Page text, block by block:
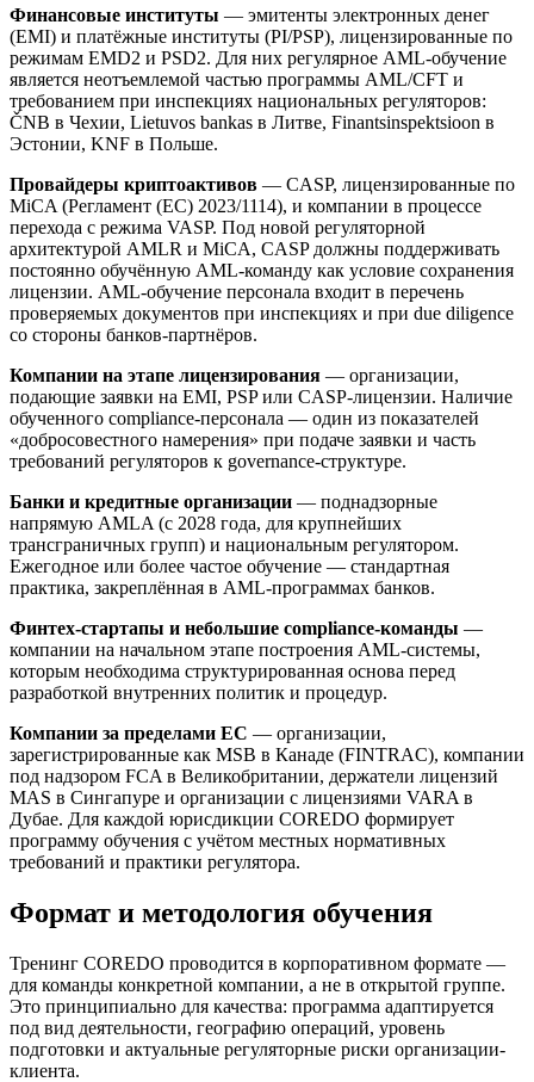
Финансовые институты — эмитенты электронных денег
(EMI) и платёжные институты (PI/PSP), лицензированные по
режимам EMD2 и PSD2. Для них регулярное AML-обучение
является неотъемлемой частью программы AML/CFT и
требованием при инспекциях национальных регуляторов:
ČNB в Чехии, Lietuvos bankas в Литве, Finantsinspektsioon в
Эстонии, KNF в Польше.
Провайдеры криптоактивов — CASP, лицензированные по
MiCA (Регламент (ЕС) 2023/1114), и компании в процессе
перехода с режима VASP. Под новой регуляторной
архитектурой AMLR и MiCA, CASP должны поддерживать
постоянно обучённую AML-команду как условие сохранения
лицензии. AML-обучение персонала входит в перечень
проверяемых документов при инспекциях и при due diligence
со стороны банков-партнёров.
Компании на этапе лицензирования — организации,
подающие заявки на EMI, PSP или CASP-лицензии. Наличие
обученного compliance-персонала — один из показателей
«добросовестного намерения» при подаче заявки и часть
требований регуляторов к governance-структуре.
Банки и кредитные организации — поднадзорные
напрямую AMLA (с 2028 года, для крупнейших
трансграничных групп) и национальным регулятором.
Ежегодное или более частое обучение — стандартная
практика, закреплённая в AML-программах банков.
Финтех-стартапы и небольшие compliance-команды —
компании на начальном этапе построения AML-системы,
которым необходима структурированная основа перед
разработкой внутренних политик и процедур.
Компании за пределами ЕС — организации,
зарегистрированные как MSB в Канаде (FINTRAC), компании
под надзором FCA в Великобритании, держатели лицензий
MAS в Сингапуре и организации с лицензиями VARA в
Дубае. Для каждой юрисдикции COREDO формирует
программу обучения с учётом местных нормативных
требований и практики регулятора.
Формат и методология обучения
Тренинг COREDO проводится в корпоративном формате —
для команды конкретной компании, а не в открытой группе.
Это принципиально для качества: программа адаптируется
под вид деятельности, географию операций, уровень
подготовки и актуальные регуляторные риски организации-
клиента.